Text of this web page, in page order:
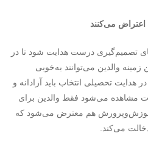
می‌کنند
تصمیم‌گیری درست هدایت شود تا در
والدین می‌توانند به‌خوبی
تحصیلی انتخاب باید آزادانه و
مشاهده می‌شود فقط والدین برای
هم معترض می‌شود که
می‌کند.